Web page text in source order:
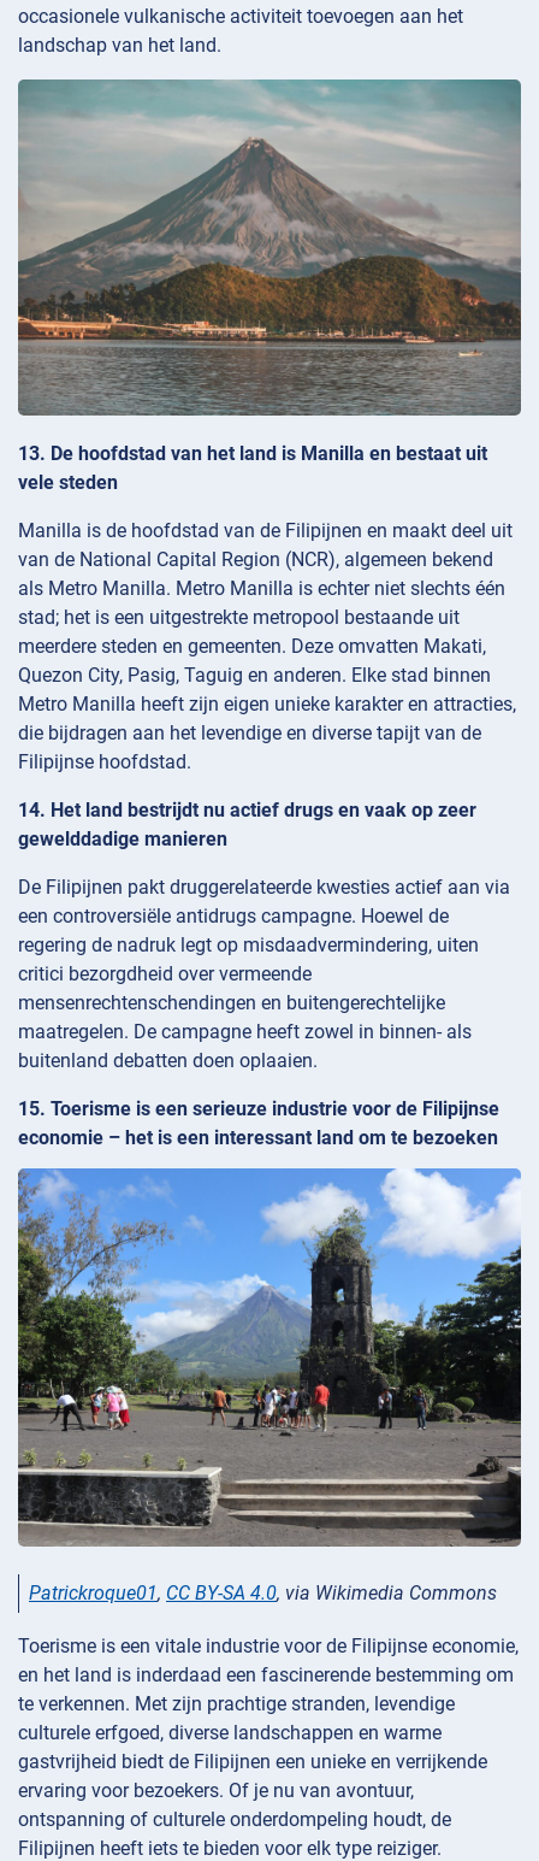
occasionele vulkanische activiteit toevoegen aan het
landschap van het land.
13. De hoofdstad van het land is Manilla en bestaat uit
vele steden
Manilla is de hoofdstad van de Filipijnen en maakt deel uit
van de National Capital Region (NCR), algemeen bekend
als Metro Manilla. Metro Manilla is echter niet slechts één
stad; het is een uitgestrekte metropool bestaande uit
meerdere steden en gemeenten. Deze omvatten Makati,
Quezon City, Pasig, Taguig en anderen. Elke stad binnen
Metro Manilla heeft zijn eigen unieke karakter en attracties,
die bijdragen aan het levendige en diverse tapijt van de
Filipijnse hoofdstad.
14. Het land bestrijdt nu actief drugs en vaak op zeer
gewelddadige manieren
De Filipijnen pakt druggerelateerde kwesties actief aan via
een controversiële antidrugs campagne. Hoewel de
regering de nadruk legt op misdaadvermindering, uiten
critici bezorgdheid over vermeende
mensenrechtenschendingen en buitengerechtelijke
maatregelen. De campagne heeft zowel in binnen- als
buitenland debatten doen oplaaien.
15. Toerisme is een serieuze industrie voor de Filipijnse
economie – het is een interessant land om te bezoeken
Patrickroque01, CC BY-SA 4.0, via Wikimedia Commons
Toerisme is een vitale industrie voor de Filipijnse economie,
en het land is inderdaad een fascinerende bestemming om
te verkennen. Met zijn prachtige stranden, levendige
culturele erfgoed, diverse landschappen en warme
gastvrijheid biedt de Filipijnen een unieke en verrijkende
ervaring voor bezoekers. Of je nu van avontuur,
ontspanning of culturele onderdompeling houdt, de
Filipijnen heeft iets te bieden voor elk type reiziger.